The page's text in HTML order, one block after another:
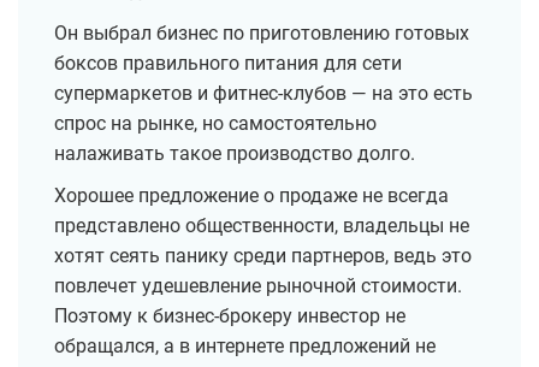
Он выбрал бизнес по приготовлению готовых
боксов правильного питания для сети
супермаркетов и фитнес-клубов — на это есть
спрос на рынке, но самостоятельно
налаживать такое производство долго.
Хорошее предложение о продаже не всегда
представлено общественности, владельцы не
хотят сеять панику среди партнеров, ведь это
повлечет удешевление рыночной стоимости.
Поэтому к бизнес-брокеру инвестор не
обращался, а в интернете предложений не